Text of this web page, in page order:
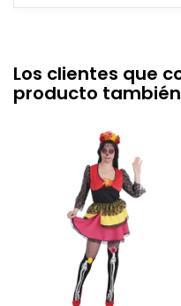
Los clientes que
producto